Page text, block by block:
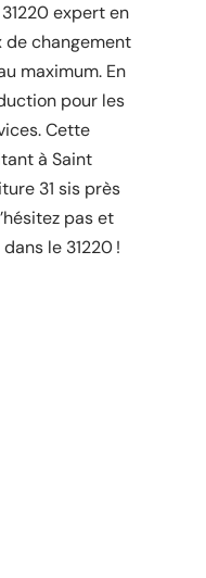
expert en
de changement
maximum. En
pour les
Cette
à Saint
31 sis près
pas et
le 31220 !